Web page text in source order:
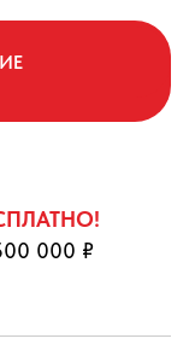
000 ₽